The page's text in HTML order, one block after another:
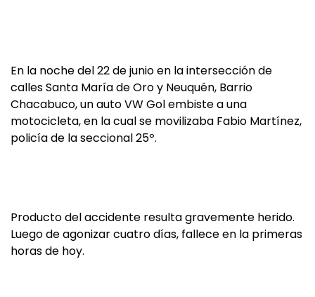
En la noche del 22 de junio en la intersección de
calles Santa María de Oro y Neuquén, Barrio
Chacabuco, un auto VW Gol embiste a una
motocicleta, en la cual se movilizaba Fabio Martínez,
policía de la seccional 25º.
Producto del accidente resulta gravemente herido.
Luego de agonizar cuatro días, fallece en la primeras
horas de hoy.